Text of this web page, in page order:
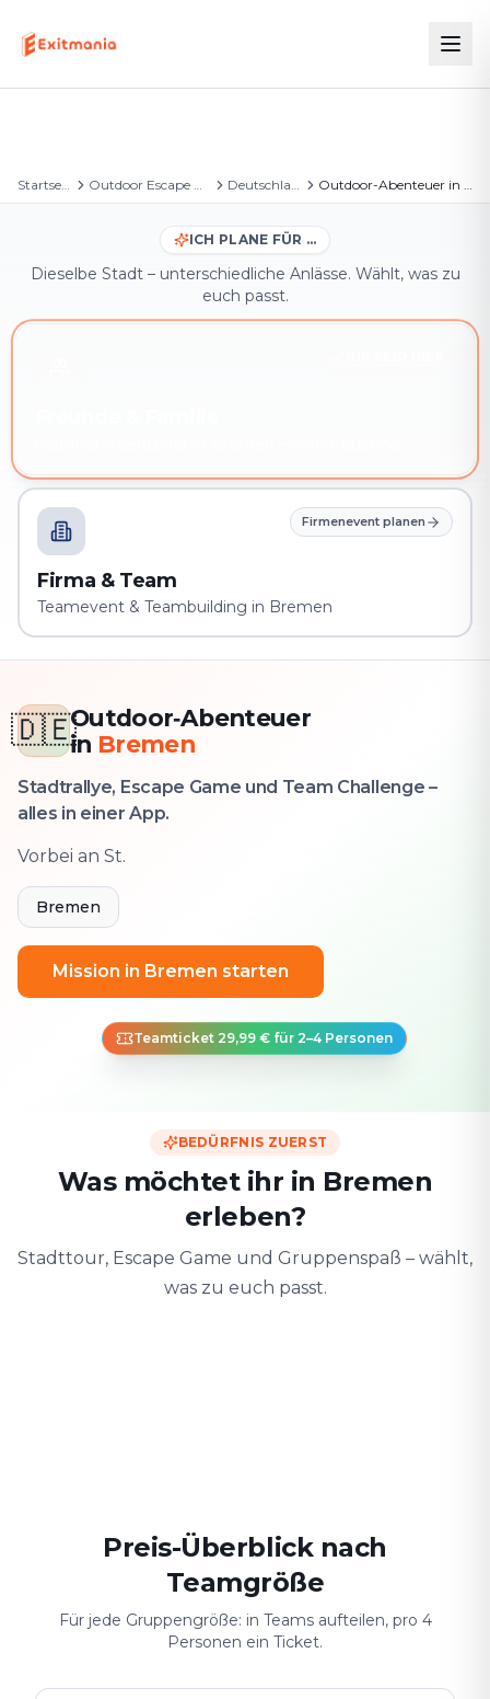
Startseite Outdoor Escape Games Deutschland Outdoor-Abenteuer in Bremen
ICH PLANE FÜR …
Dieselbe Stadt – unterschiedliche Anlässe. Wählt, was zu
euch passt.
Firmenevent planen
Firma & Team
Teamevent & Teambuilding in Bremen
🇩🇪Outdoor‑Abenteuer
in Bremen
Stadtrallye, Escape Game und Team Challenge –
alles in einer App.
Vorbei an St.
Bremen
Mission in Bremen starten
Teamticket 29,99 € für 2–4 Personen
BEDÜRFNIS ZUERST
Was möchtet ihr in Bremen
erleben?
Stadttour, Escape Game und Gruppenspaß – wählt,
was zu euch passt.
Preis-Überblick nach
Teamgröße
Für jede Gruppengröße: in Teams aufteilen, pro 4
Personen ein Ticket.